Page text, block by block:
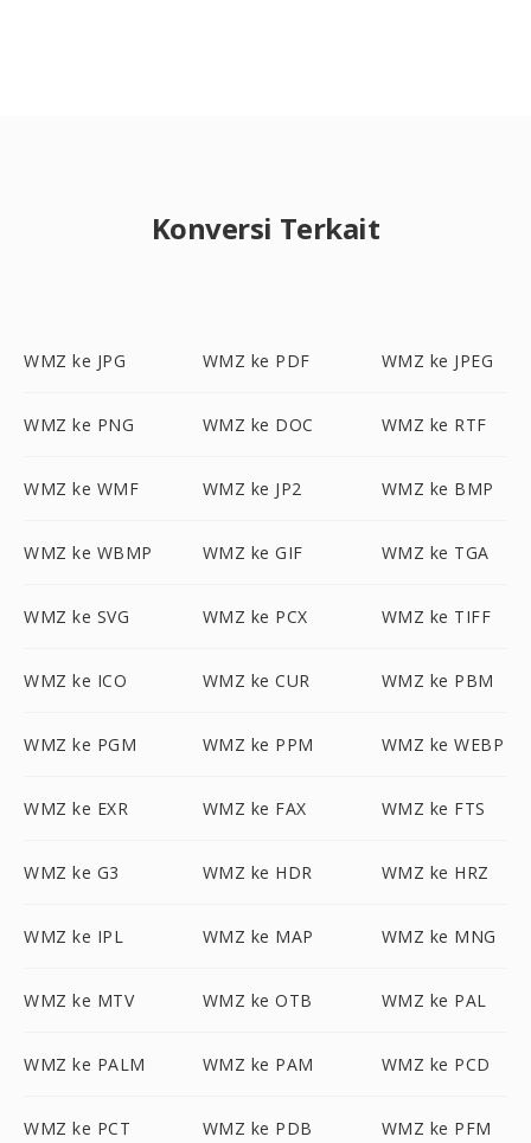
Konversi Terkait
WMZ ke JPG WMZ ke PDF WMZ ke JPEG
WMZ ke PNG WMZ ke DOC WMZ ke RTF
WMZ ke WMF WMZ ke JP2 WMZ ke BMP
WMZ ke WBMP WMZ ke GIF WMZ ke TGA
WMZ ke SVG WMZ ke PCX WMZ ke TIFF
WMZ ke ICO WMZ ke CUR WMZ ke PBM
WMZ ke PGM WMZ ke PPM WMZ ke WEBP
WMZ ke EXR WMZ ke FAX WMZ ke FTS
WMZ ke G3 WMZ ke HDR WMZ ke HRZ
WMZ ke IPL WMZ ke MAP WMZ ke MNG
WMZ ke MTV WMZ ke OTB WMZ ke PAL
WMZ ke PALM WMZ ke PAM WMZ ke PCD
WMZ ke PCT WMZ ke PDB WMZ ke PFM